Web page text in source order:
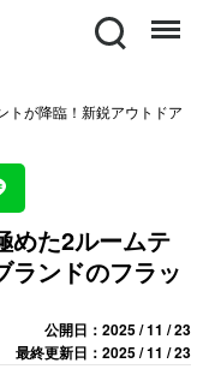
Search Menu
トが降臨！新鋭アウトドア
めた2ルームテ
ランドのフラッ
公開日：2025 / 11 / 23
最終更新日：2025 / 11 / 23